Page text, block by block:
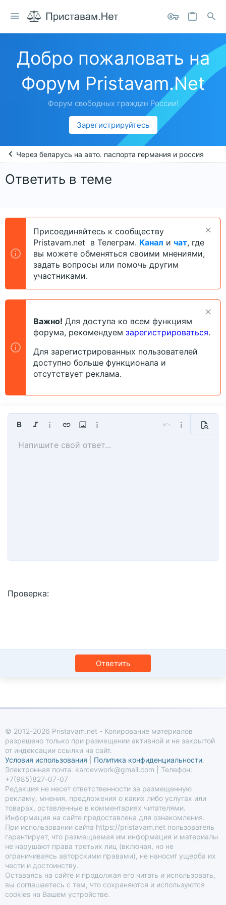
Добро пожаловать на
Форум Pristavam.Net
Форум свободных граждан России!
Зарегистрируйтесь
Через беларусь на авто. паспорта германия и россия
Ответить в теме
Присоединяйтесь к сообществу
Pristavam.net в Телеграм. Канал и чат, где
вы можете обменяться своими мнениями,
задать вопросы или помочь другим
участниками.
Важно! Для доступа ко всем функциям
форума, рекомендуем зарегистрироваться.
Для зарегистрированных пользователей
доступно больше функционала и
отсутствует реклама.
ЖирныйКурсивДополнительно...
Вставить ссылку
Вставить изображение
Дополнительно... Отменить
Размер шрифта
9
Цвет текста
Шрифт Arial
ВыравниваниеПо левому краю
Формат параграфа
Зачёркнутый
СмайлыМультицитата
МедиаВставить таблицу
Вставить горизонтальную линию
Спойлер
Повторить
Переключить режим работы редактора
Удалить форматирование
ЧерновикиСохранить черновик
Напишите свой ответ...
Проверка
Ответить
© 2012-2026 Pristavam.net - Копирование материалов
разрешено только при размещении активной и не закрытой
от индексации ссылки на сайт.
Условия использования
Политика конфиденциальности.
Электронная почта: karcevwork@gmail.com | Телефон:
+7(985)827-07-07
Редакция не несет ответственности за размещенную
рекламу, мнения, предложения о каких либо услугах или
товарах, оставленные в комментариях читателями.
Информация на сайте предоставлена для ознакомления.
При использовании сайта https://pristavam.net пользователь
гарантирует, что размещаемая им информация и материалы
не нарушают права третьих лиц (включая, но не
ограничиваясь авторскими правами), не наносит ущерба их
чести и достоинству.
Оставаясь на сайте и продолжая его читать и использовать,
вы соглашаетесь с тем, что сохраняются и используются
cookies на Вашем устройстве.